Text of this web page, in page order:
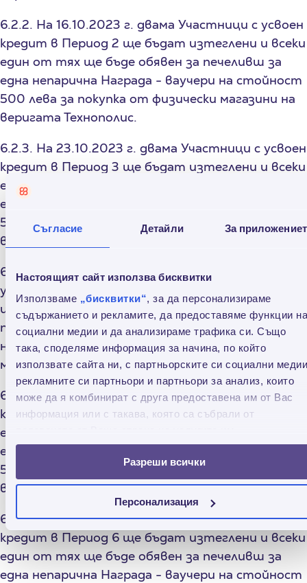
Съгласие Детайли За
Настоящият сайт използва бисквитки
Използваме „бисквитки“, за да персонализираме
съдържанието и рекламите, да предоставяме функции на
социални медии и да анализираме трафика си. Също
така, споделяме информация за начина, по който
използвате сайта ни, с партньорските си социални
рекламните си партньори и партньори за анализ, които
може да я комбинират с друга предоставена им от Вас
информация или с такава, която са събрали от
Разреши всички
Персонализация
6.2.2. На 16.10.2023 г. двама Участници с усвоен
кредит в Период 2 ще бъдат изтеглени и всеки
един от тях ще бъде обявен за печеливш за
една непарична Награда - ваучери на стойност
500 лева за покупка от физически магазини на
веригата Технополис.
6.2.3. На 23.10.2023 г. двама Участници с усвоен
кредит в Период 3 ще бъдат изтеглени и всеки
един от тях ще бъде обявен за печеливш за
една непарична Награда - ваучери на стойност
500 лева за покупка от физически магазини на
веригата Технополис.
6.2.4. На 30.10.2023 г. двама Участници с
усвоен кредит в Период 4 ще бъдат изтеглени
и всеки един от тях ще бъде обявен за
печеливш за една непарична Награда - ваучери
на стойност 500 лева за покупка от физически
магазини на веригата Технополис.
6.2.5. На 06.11.2023 г. двама Участници с усвоен
кредит в Период 5 ще бъдат изтеглени и всеки
един от тях ще бъде обявен за печеливш за
една непарична Награда - ваучери на стойност
500 лева за покупка от физически магазини на
веригата Технополис.
6.2.6. На 13.11.2023 г. двама Участници с усвоен
кредит в Период 6 ще бъдат изтеглени и всеки
един от тях ще бъде обявен за печеливш за
една непарична Награда - ваучери на стойност